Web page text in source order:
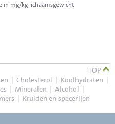
in mg/kg lichaamsgewicht
TOP
| Cholesterol | Koolhydraten |
| Mineralen | Alcohol |
| Kruiden en specerijen